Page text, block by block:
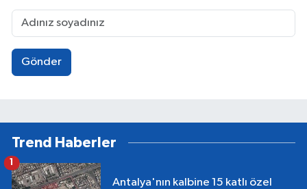
Gönder
Trend Haberler
Antalya'nın kalbine 15 katlı özel
1